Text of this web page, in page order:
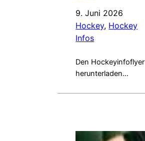
9. Juni 2026
Hockey, Hockey
Infos
Den Hockeyinfoflyer
herunterladen…